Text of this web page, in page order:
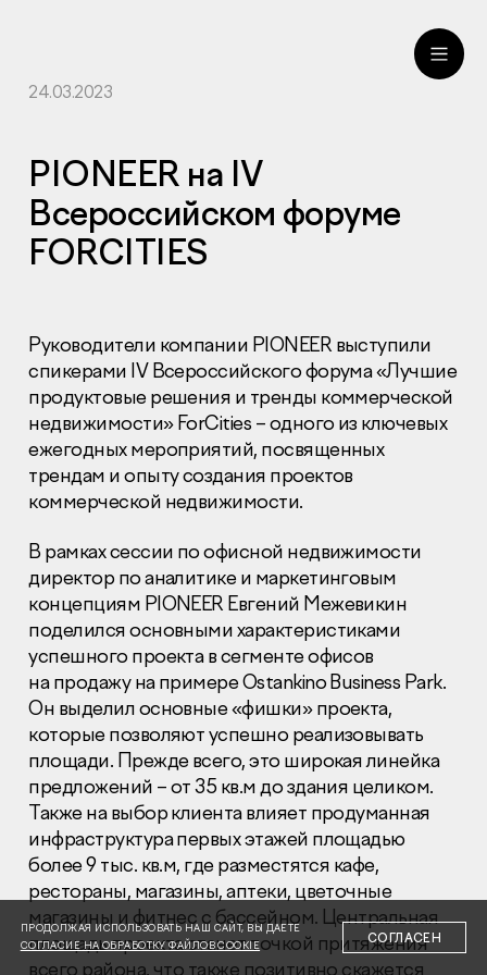
Раскрытие информации
Правовая информация
Сообщить о коррупции
Глaвный oфиc
+7 (495) 502 95 59
Отдел продаж
+7 (495) 641-35-35
Заказать звонок
© 2001-2026 Компания «Пионер»
24.03.2023
PIONEER на IV
Всероссийском форуме
FORCITIES
Руководители компании PIONEER выступили
спикерами IV Всероссийского форума «Лучшие
продуктовые решения и тренды коммерческой
недвижимости» ForCities – одного из ключевых
ежегодных мероприятий, посвященных
трендам и опыту создания проектов
коммерческой недвижимости.
В рамках сессии по офисной недвижимости
директор по аналитике и маркетинговым
концепциям PIONEER Евгений Межевикин
поделился основными характеристиками
успешного проекта в сегменте офисов
на продажу на примере Ostankino Business Park.
Он выделил основные «фишки» проекта,
которые позволяют успешно реализовывать
площади. Прежде всего, это широкая линейка
предложений – от 35 кв.м до здания целиком.
Также на выбор клиента влияет продуманная
инфраструктура первых этажей площадью
более 9 тыс. кв.м, где разместятся кафе,
рестораны, магазины, аптеки, цветочные
магазины и фитнес с бассейном. Центральная
площадь проекта станет точкой притяжения
всего района, что также позитивно скажется
ПРОДОЛЖАЯ ИСПОЛЬЗОВАТЬ НАШ САЙТ, ВЫ ДАЕТЕ
СОГЛАСИЕ НА ОБРАБОТКУ ФАЙЛОВ COOKIE
СОГЛАСЕН